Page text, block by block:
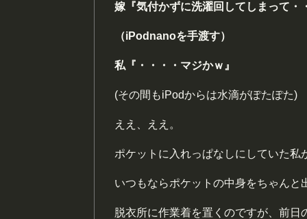
嫁『気付かずに洗濯回してしまって・
（iPodnanoを手渡す）
私『・・・・マジかｗ』
(その間もiPodからは水滴がぽたぽた)
ええ、ええ。
ポケットに入れっぱなしにしていた私
いつもならポケットの中身をちゃんと
脱衣所に作業着を置くのですが、前日